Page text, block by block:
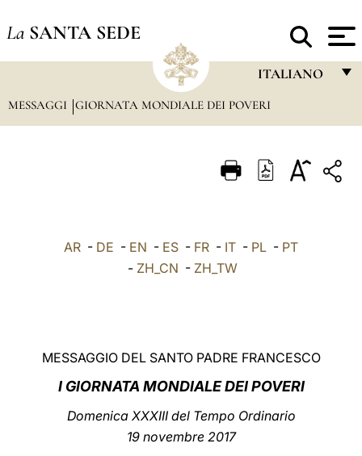
La SANTA SEDE
ITALIANO
FRANÇAIS
ITALIANO
中文
LATINE
MESSAGGI GIORNATA MONDIALE DEI POVERI
AR - DE - EN - ES - FR - IT - PL - PT
- ZH_CN - ZH_TW
MESSAGGIO DEL SANTO PADRE FRANCESCO
I GIORNATA MONDIALE DEI POVERI
Domenica XXXIII del Tempo Ordinario
19 novembre 2017